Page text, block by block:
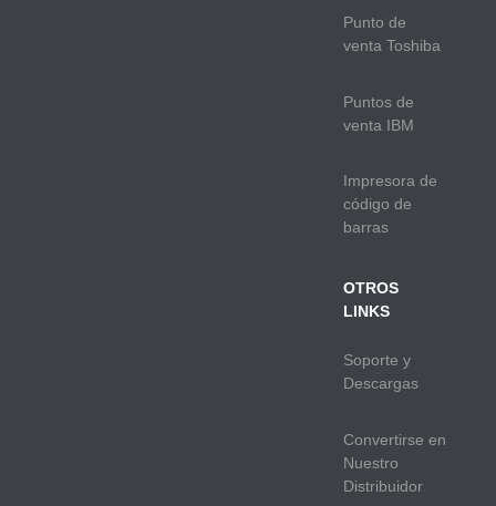
Punto de
venta Toshiba
Puntos de
venta IBM
Impresora de
código de
barras
OTROS
LINKS
Soporte y
Descargas
Convertirse en
Nuestro
Distribuidor